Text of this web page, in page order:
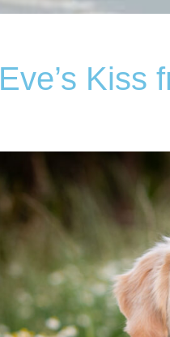
Eve’s Kiss